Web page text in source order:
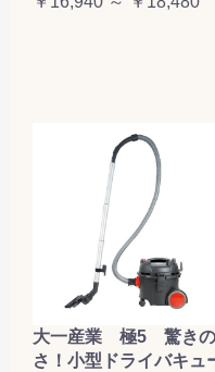
大一産業 極5 驚き
さ！小型ドライバキュ